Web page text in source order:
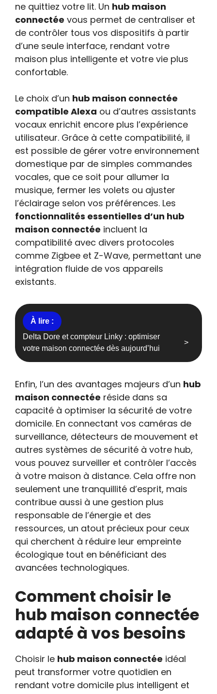
ne quittiez votre lit. Un hub maison
connectée vous permet de centraliser et
de contrôler tous vos dispositifs à partir
d’une seule interface, rendant votre
maison plus intelligente et votre vie plus
confortable.
Le choix d’un hub maison connectée
compatible Alexa ou d’autres assistants
vocaux enrichit encore plus l’expérience
utilisateur. Grâce à cette compatibilité, il
est possible de gérer votre environnement
domestique par de simples commandes
vocales, que ce soit pour allumer la
musique, fermer les volets ou ajuster
l’éclairage selon vos préférences. Les
fonctionnalités essentielles d’un hub
maison connectée incluent la
compatibilité avec divers protocoles
comme Zigbee et Z-Wave, permettant une
intégration fluide de vos appareils
existants.
Delta Dore et compteur Linky : optimiser
votre maison connectée dès aujourd’hui
Enfin, l’un des avantages majeurs d’un hub
maison connectée réside dans sa
capacité à optimiser la sécurité de votre
domicile. En connectant vos caméras de
surveillance, détecteurs de mouvement et
autres systèmes de sécurité à votre hub,
vous pouvez surveiller et contrôler l’accès
à votre maison à distance. Cela offre non
seulement une tranquillité d’esprit, mais
contribue aussi à une gestion plus
responsable de l’énergie et des
ressources, un atout précieux pour ceux
qui cherchent à réduire leur empreinte
écologique tout en bénéficiant des
avancées technologiques.
Comment choisir le
hub maison connectée
adapté à vos besoins
Choisir le hub maison connectée idéal
peut transformer votre quotidien en
rendant votre domicile plus intelligent et